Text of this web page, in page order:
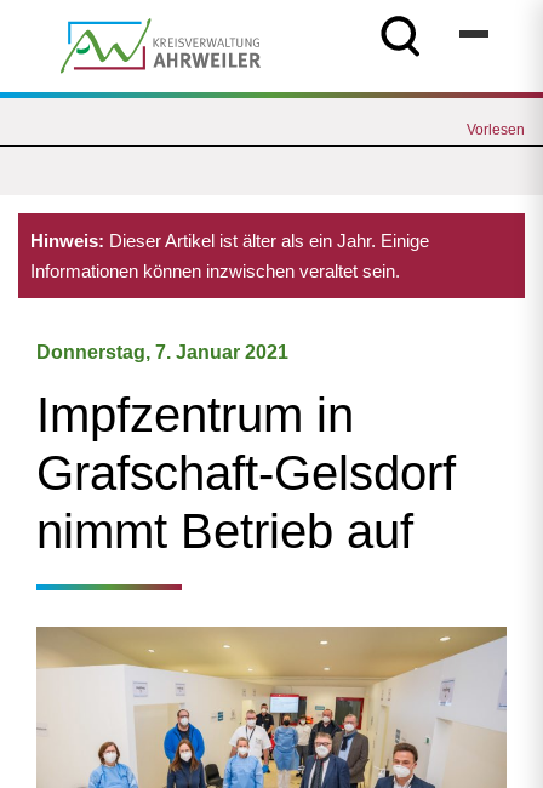
Vorlesen
Hinweis: Dieser Artikel ist älter als ein Jahr. Einige
Informationen können inzwischen veraltet sein.
Donnerstag, 7. Januar 2021
Impfzentrum in
Grafschaft-Gelsdorf
nimmt Betrieb auf